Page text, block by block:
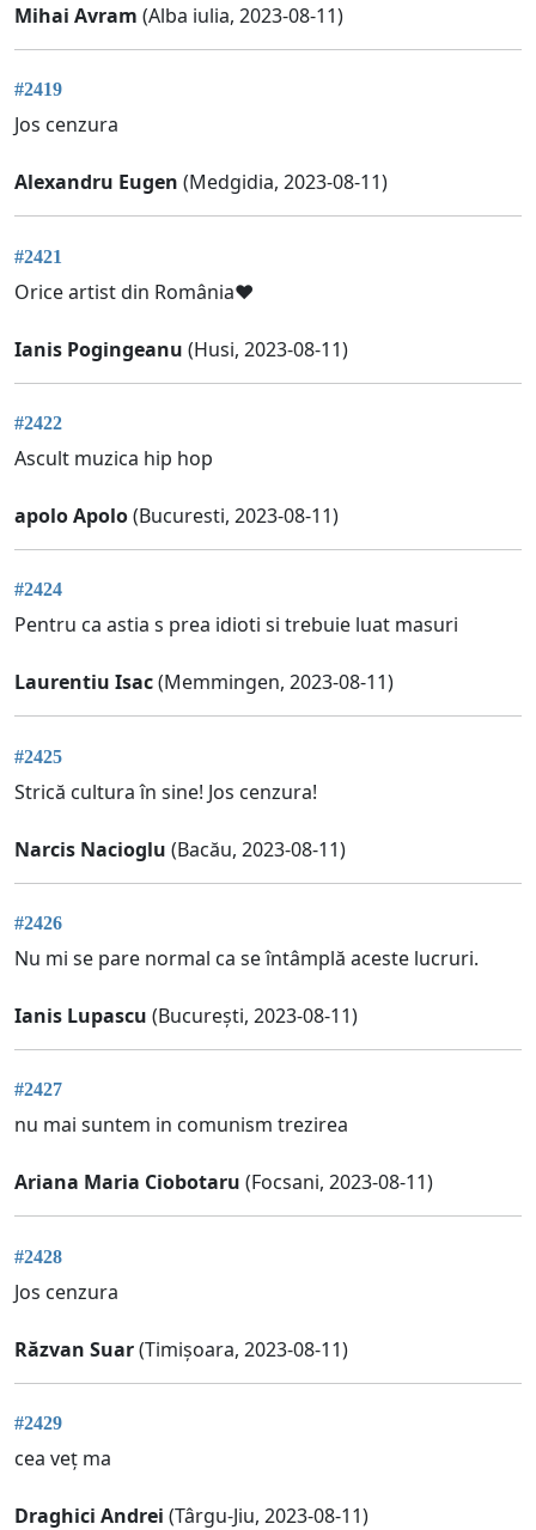
Mihai Avram (Alba iulia, 2023-08-11)
#2419
Jos cenzura
Alexandru Eugen (Medgidia, 2023-08-11)
#2421
Orice artist din România❤
Ianis Pogingeanu (Husi, 2023-08-11)
#2422
Ascult muzica hip hop
apolo Apolo(Bucuresti, 2023-08-11)
#2424
Pentru ca astia s prea idioti si trebuie luat masuri
Laurentiu Isac(Memmingen, 2023-08-11)
#2425
Strică cultura în sine! Jos cenzura!
Narcis Nacioglu (Bacău, 2023-08-11)
#2426
Nu mi se pare normal ca se întâmplă aceste lucruri.
Ianis Lupascu (București, 2023-08-11)
#2427
nu mai suntem in comunism trezirea
Ariana Maria Ciobotaru (Focsani, 2023-08-11)
#2428
Jos cenzura
Răzvan Suar(Timișoara, 2023-08-11)
#2429
cea veț ma
Draghici Andrei (Târgu-Jiu, 2023-08-11)